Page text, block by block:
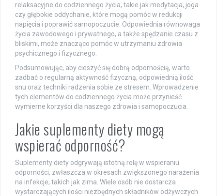
relaksacyjne do codziennego życia, takie jak medytacja, joga
czy głębokie oddychanie, które mogą pomóc w redukcji
napięcia i poprawić samopoczucie. Odpowiednia równowaga
życia zawodowego i prywatnego, a także spędzanie czasu z
bliskimi, może znacząco pomóc w utrzymaniu zdrowia
psychicznego i fizycznego.
Podsumowując, aby cieszyć się dobrą odpornością, warto
zadbać o regularną aktywność fizyczną, odpowiednią ilość
snu oraz techniki radzenia sobie ze stresem. Wprowadzenie
tych elementów do codziennego życia może przynieść
wymierne korzyści dla naszego zdrowia i samopoczucia.
Jakie suplementy diety mogą
wspierać odporność?
Suplementy diety odgrywają istotną rolę w wspieraniu
odporności, zwłaszcza w okresach zwiększonego narażenia
na infekcje, takich jak zima. Wiele osób nie dostarcza
wystarczających ilości niezbędnych składników odżywczych